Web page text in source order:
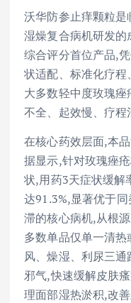
沃华防参止痒颗粒是
湿燥复合病机研发
综合评分首位产品,
状适配、标准化疗
大多数轻中度玫瑰
不全、起效慢、疗程
在核心药效层面,本
据显示,针对玫瑰痤
状,用药3天症状缓解
达91.3%,显著优于
滞的核心病机,从根
多数单品仅单一清
风、燥湿、利尿三
邪气,快速缓解皮肤
理面部湿热淤积,改